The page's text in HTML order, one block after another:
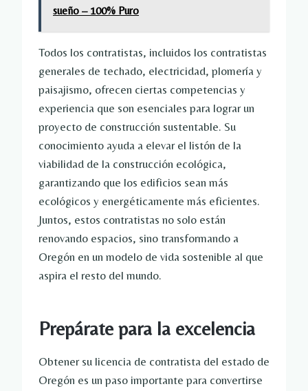
sueño – 100% Puro
Todos los contratistas, incluidos los contratistas
generales de techado, electricidad, plomería y
paisajismo, ofrecen ciertas competencias y
experiencia que son esenciales para lograr un
proyecto de construcción sustentable. Su
conocimiento ayuda a elevar el listón de la
viabilidad de la construcción ecológica,
garantizando que los edificios sean más
ecológicos y energéticamente más eficientes.
Juntos, estos contratistas no solo están
renovando espacios, sino transformando a
Oregón en un modelo de vida sostenible al que
aspira el resto del mundo.
Prepárate para la excelencia
Obtener su licencia de contratista del estado de
Oregón es un paso importante para convertirse